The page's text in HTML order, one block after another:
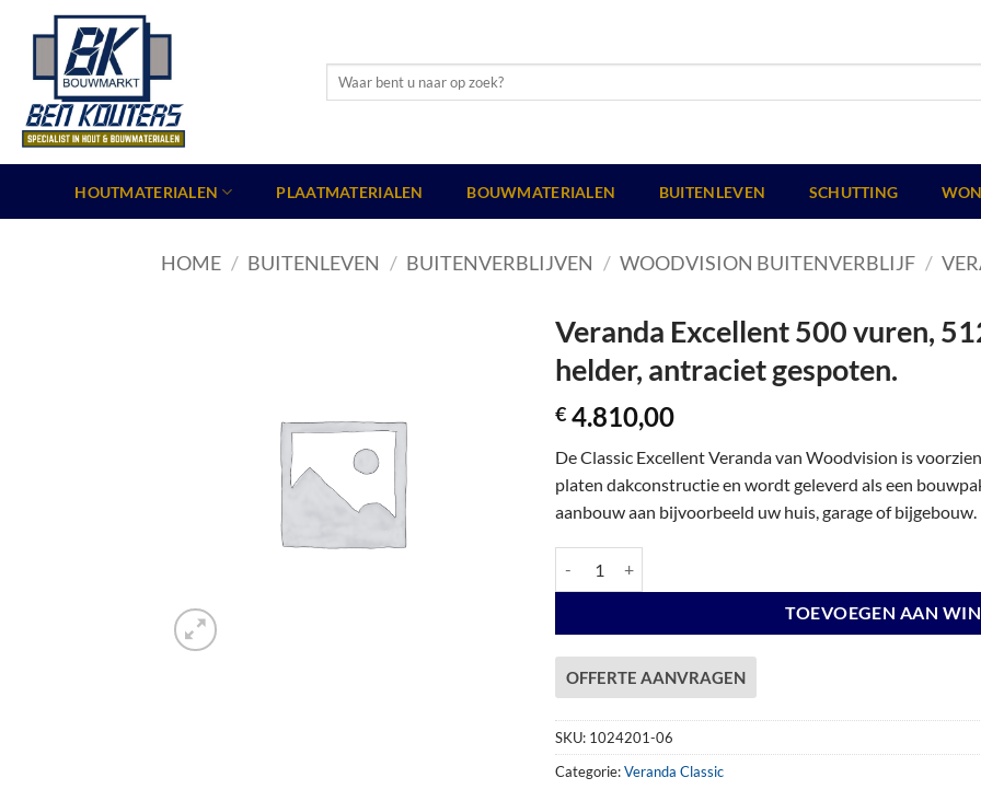
Zoeken
HOUTMATERIALEN PLAATMATERIALEN BOUWMATERIALEN BUITENLEVEN SCHUTTING
HOME / BUITENLEVEN / BUITENVERBLIJVEN / WOODVISION BUITENVERBLIJF /
Veranda Excellent 500 vuren,
helder, antraciet gespoten.
€ 4.810,00
De Classic Excellent Veranda van Woodvision is
platen dakconstructie en wordt geleverd als een
aanbouw aan bijvoorbeeld uw huis, garage of bijgebouw.
TOEVOEGEN AAN
OFFERTE AANVRAGEN
SKU: 1024201-06
Categorie:Veranda Classic